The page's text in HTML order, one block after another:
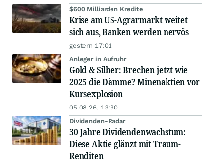
$600 Milliarden Kredite
Krise am US-Agrarmarkt weitet
sich aus, Banken werden nervös
gestern 17:01
Anleger in Aufruhr
Gold & Silber: Brechen jetzt wie
2025 die Dämme? Minenaktien vor
Kursexplosion
05.08.26, 13:30
Dividenden-Radar
30 Jahre Dividendenwachstum:
Diese Aktie glänzt mit Traum-
Renditen